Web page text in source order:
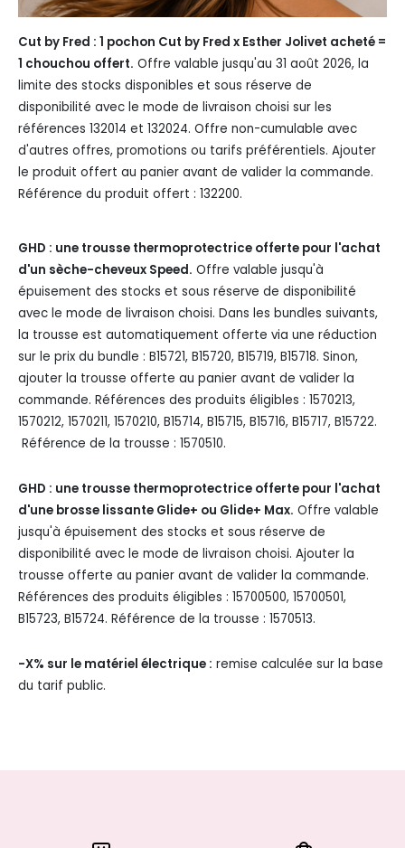
Cut by Fred : 1 pochon Cut by Fred x Esther Jolivet acheté =
1 chouchou offert. Offre valable jusqu'au 31 août 2026, la
limite des stocks disponibles et sous réserve de
disponibilité avec le mode de livraison choisi sur les
références 132014 et 132024. Offre non-cumulable avec
d'autres offres, promotions ou tarifs préférentiels. Ajouter
le produit offert au panier avant de valider la commande.
Référence du produit offert : 132200.
GHD : une trousse thermoprotectrice offerte pour l'achat
d'un sèche-cheveux Speed. Offre valable jusqu'à
épuisement des stocks et sous réserve de disponibilité
avec le mode de livraison choisi. Dans les bundles suivants,
la trousse est automatiquement offerte via une réduction
sur le prix du bundle : B15721, B15720, B15719, B15718. Sinon,
ajouter la trousse offerte au panier avant de valider la
commande. Références des produits éligibles : 1570213,
1570212, 1570211, 1570210, B15714, B15715, B15716, B15717, B15722.
Référence de la trousse : 1570510.
GHD : une trousse thermoprotectrice offerte pour l'achat
d'une brosse lissante Glide+ ou Glide+ Max. Offre valable
jusqu'à épuisement des stocks et sous réserve de
disponibilité avec le mode de livraison choisi. Ajouter la
trousse offerte au panier avant de valider la commande.
Références des produits éligibles : 15700500, 15700501,
B15723, B15724. Référence de la trousse : 1570513.
-X% sur le matériel électrique : remise calculée sur la base
du tarif public.